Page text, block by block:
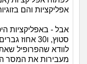
אפליקציות והם
סטוץ, ו30
לוודא שהפרופיל
מעבירות את המסר